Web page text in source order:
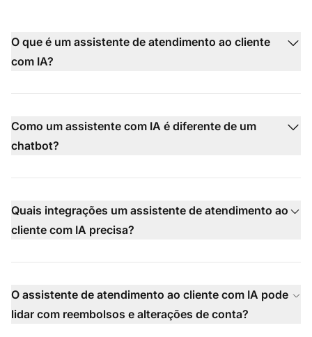
O que é um assistente de atendimento ao cliente
com IA?
Como um assistente com IA é diferente de um
chatbot?
Quais integrações um assistente de atendimento ao
cliente com IA precisa?
O assistente de atendimento ao cliente com IA pode
lidar com reembolsos e alterações de conta?